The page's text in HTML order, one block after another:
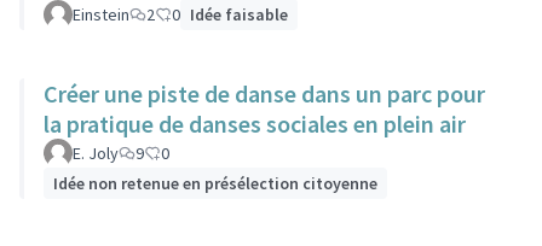
Einstein 2 0 Idée faisable
Créer une piste de danse dans un parc pour
la pratique de danses sociales en plein air
E. Joly 9
0
Idée non retenue en présélection citoyenne